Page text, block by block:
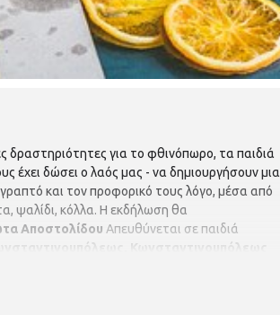
δραστηριότητες για το φθινόπωρο, τα παιδιά
έχει δώσει ο λαός μας - να δημιουργήσουν μια
και τον προφορικό τους λόγο, μέσα από
ψαλίδι, κόλλα. Η εκδήλωση θα
Αποστολίδου Απευθύνεται σε παιδιά
Κωνσταντινουπόλεως